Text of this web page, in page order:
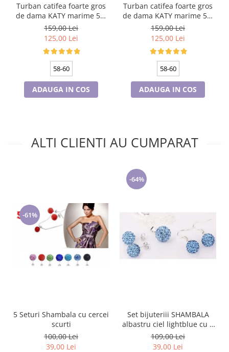
Turban catifea foarte gros
de dama KATY marime 58-
60, captuseala polar,
culoare bleomarin
159,00 Lei
125,00 Lei
58-60
ADAUGA IN COS
Turban catifea foarte gros
de dama KATY marime 58-
60, captuseala polar,
culoare wine
159,00 Lei
125,00 Lei
58-60
ADAUGA IN COS
ALTI CLIENTI AU CUMPARAT
-61%
5 Seturi Shambala cu cercei
scurti
100,00 Lei
39,00 Lei
-64%
Set bijuteriii SHAMBALA
albastru ciel lightblue cu 2
perechi de cercei cu cristale
109,00 Lei
39,00 Lei